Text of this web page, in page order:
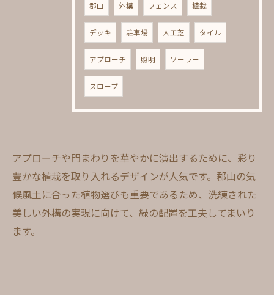
郡山 外構 フェンス 植栽
デッキ 駐車場 人工芝 タイル
アプローチ 照明 ソーラー
スロープ
アプローチや門まわりを華やかに演出するために、彩り
豊かな植栽を取り入れるデザインが人気です。郡山の気
候風土に合った植物選びも重要であるため、洗練された
美しい外構の実現に向けて、緑の配置を工夫してまいり
ます。